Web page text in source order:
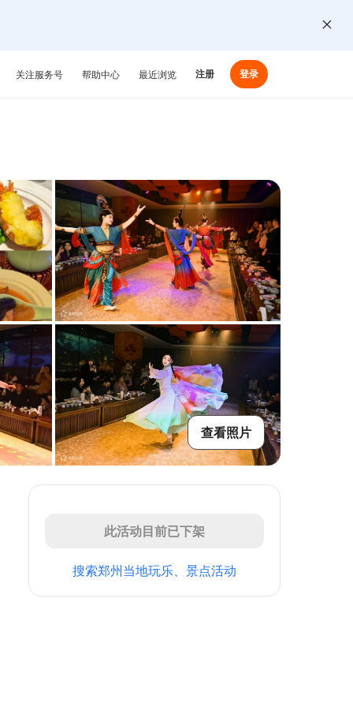
关注服务号 帮助中心 最近浏览 注册 登录
查看照片
此活动目前已下架
搜索郑州当地玩乐、景点活动